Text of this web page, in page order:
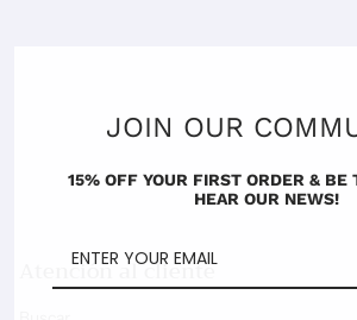
Atención al cliente
JOIN OUR
15% OFF YOUR FIRST ORDER & BE
HEAR OUR NEWS!